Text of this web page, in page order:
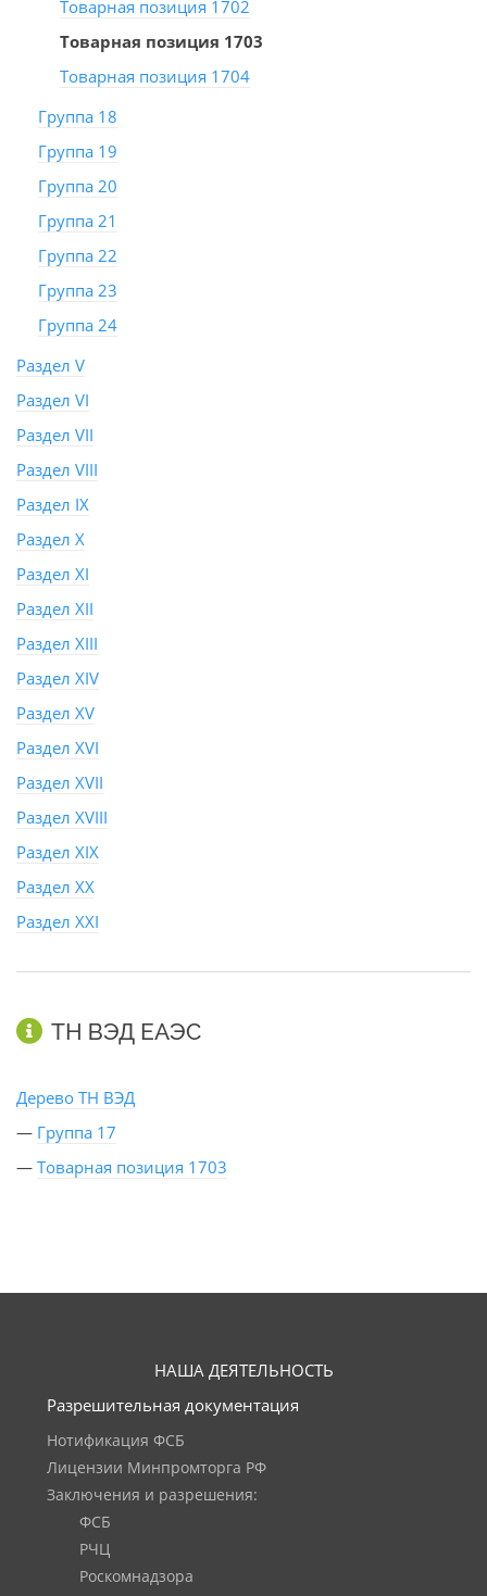
Товарная позиция 1702
Товарная позиция 1703
Товарная позиция 1704
Группа 18
Группа 19
Группа 20
Группа 21
Группа 22
Группа 23
Группа 24
Раздел V
Раздел VI
Раздел VII
Раздел VIII
Раздел IX
Раздел X
Раздел XI
Раздел XII
Раздел XIII
Раздел XIV
Раздел XV
Раздел XVI
Раздел XVII
Раздел XVIII
Раздел XIX
Раздел XX
Раздел XXI
ТН ВЭД ЕАЭС
Дерево ТН ВЭД
— Группа 17
— Товарная позиция 1703
НАША ДЕЯТЕЛЬНОСТЬ
Разрешительная документация
Нотификация ФСБ
Лицензии Минпромторга РФ
Заключения и разрешения:
ФСБ
РЧЦ
Роскомнадзора